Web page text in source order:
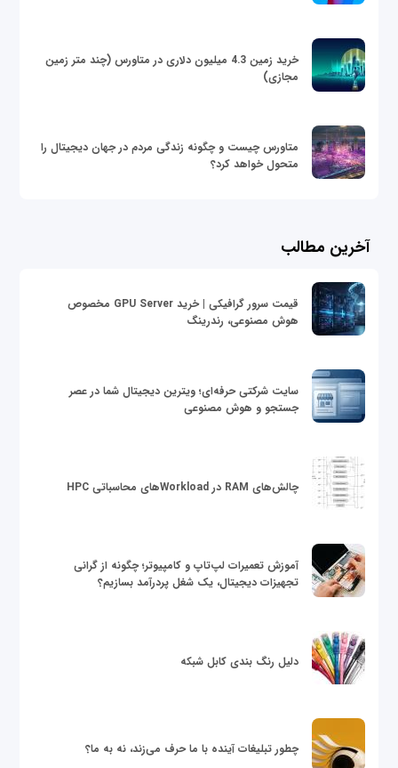
خرید زمین 4.3 میلیون دلاری در متاورس (چند متر زمین
مجازی)
متاورس چیست و چگونه زندگی مردم در جهان دیجیتال را
متحول خواهد کرد؟
آخرین مطالب
قیمت سرور گرافیکی | خرید GPU Server مخصوص
هوش مصنوعی، رندرینگ
سایت شرکتی حرفه‌ای؛ ویترین دیجیتال شما در عصر
جستجو و هوش مصنوعی
چالش‌های RAM در Workloadهای محاسباتی HPC
آموزش تعمیرات لپ‌تاپ و کامپیوتر؛ چگونه از گرانی
تجهیزات دیجیتال، یک شغل پردرآمد بسازیم؟
دلیل رنگ بندی کابل شبکه
چطور تبلیغات آینده با ما حرف می‌زند، نه به ما؟